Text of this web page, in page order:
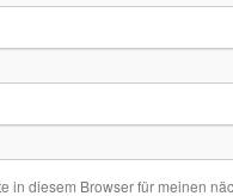
in diesem Browser für meinen